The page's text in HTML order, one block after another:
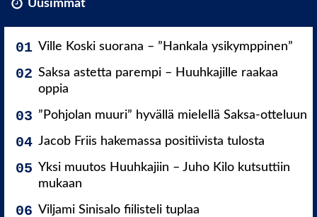
Uusimmat
Ville Koski suorana – ”Hankala ysikymppinen”
Saksa astetta parempi – Huuhkajille raakaa
oppia
”Pohjolan muuri” hyvällä mielellä Saksa-otteluun
Jacob Friis hakemassa positiivista tulosta
Yksi muutos Huuhkajiin – Juho Kilo kutsuttiin
mukaan
Viljami Sinisalo fiilisteli tuplaa